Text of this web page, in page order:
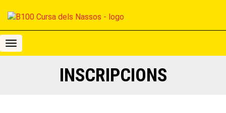
B100
Cursa
INSCRIPCIONS